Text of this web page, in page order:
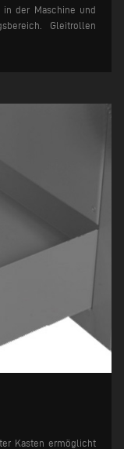
in der Maschine und
Gleitrollen
Kasten ermöglicht